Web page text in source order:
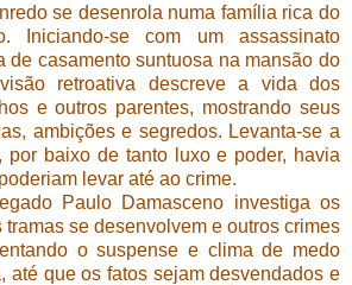
se desenrola numa família rica do
Iniciando-se com um assassinato
de casamento suntuosa na mansão do
retroativa descreve a vida dos
e outros parentes, mostrando seus
ambições e segredos. Levanta-se a
por baixo de tanto luxo e poder, havia
eriam levar até ao crime.
Paulo Damasceno investiga os
tramas se desenvolvem e outros crimes
o suspense e clima de medo
até que os fatos sejam desvendados e